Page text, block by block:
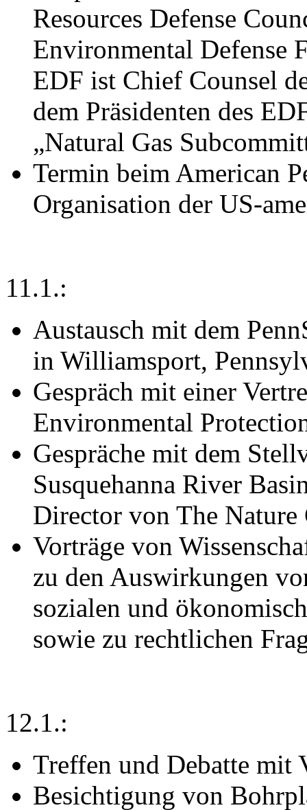
Resources Defense
Environmental Defense
EDF ist Chief Counsel
dem Präsidenten des
„Natural Gas
Termin beim American
Organisation der US-
11.1.:
Austausch mit dem
in Williamsport,
Gespräch mit einer
Environmental
Gespräche mit dem
Susquehanna River
Director von The Nature
Vorträge von
zu den Auswirkungen
sozialen und
sowie zu rechtlichen
12.1.:
Treffen und Debatte
Besichtigung von